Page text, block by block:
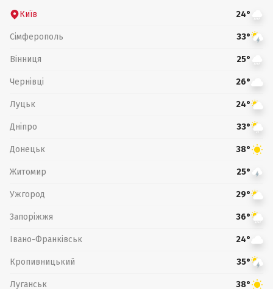
Київ 24°
Сімферополь 33°
Вінниця 25°
Чернівці 26°
Луцьк 24°
Дніпро 33°
Донецьк 38°
Житомир 25°
Ужгород 29°
Запоріжжя 36°
Івано-Франківськ 24°
Кропивницький 35°
Луганськ 38°